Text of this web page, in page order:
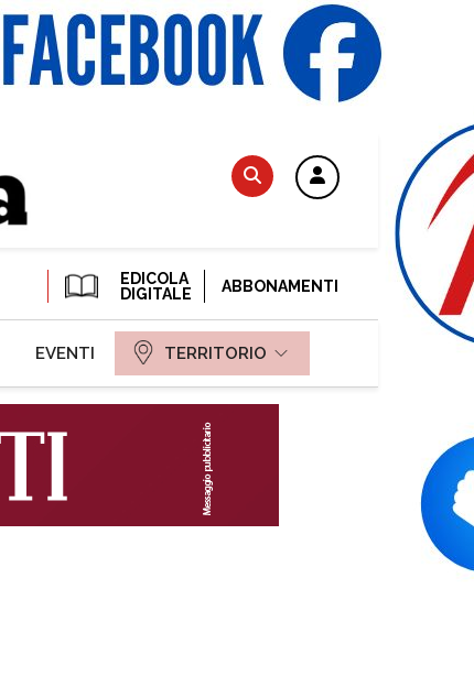
EDICOLA
DIGITALE
ABBONAMENTI
EVENTI TERRITORIO